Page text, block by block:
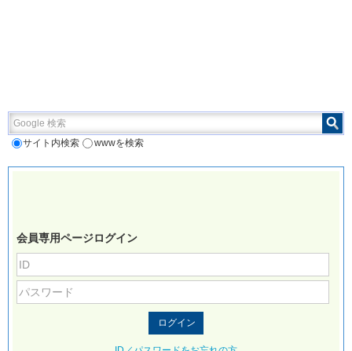
Google 検索
サイト内検索 wwwを検索
会員専用ページログイン